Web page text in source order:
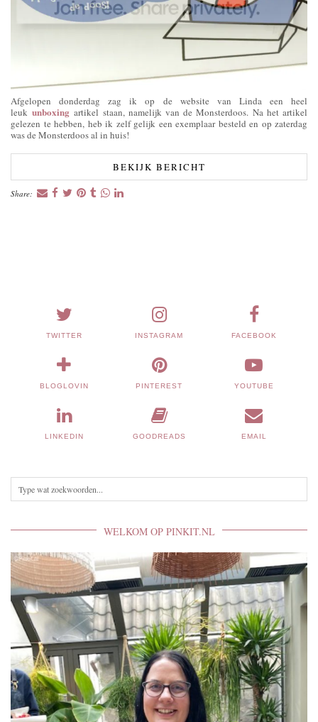
Afgelopen donderdag zag ik op de website van Linda een heel
leukunboxing artikel staan, namelijk van de Monsterdoos. Na het artikel
gelezen te hebben, heb ik zelf gelijk een exemplaar besteld en op zaterdag
was de Monsterdoos al in huis!
BEKIJK BERICHT
Share:
TWITTER INSTAGRAM FACEBOOK
BLOGLOVIN PINTEREST YOUTUBE
LINKEDIN GOODREADS EMAIL
WELKOM OP PINKIT.NL